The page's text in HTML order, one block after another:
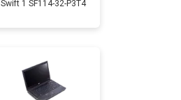
Заказать
Swift 1 SF114-32-P3T4